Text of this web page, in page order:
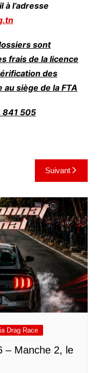
l’adresse
sont
frais de la licence
des
siège de la FTA
841 505
Suivant
Drag Race
– Manche 2, le